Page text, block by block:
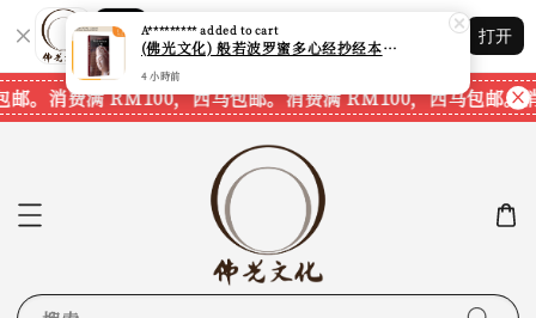
Shopping: 追踪您的订单
您信赖的商店
打开
。 消费满 RM100，西马包邮。消费满 RM100，西马包邮。消
A*********added to cart
(佛光文化) 般若波罗蜜多心经抄经本 Prajna Paramita Heart Sutra (30pcs/pack) 现货速发
4 小時前